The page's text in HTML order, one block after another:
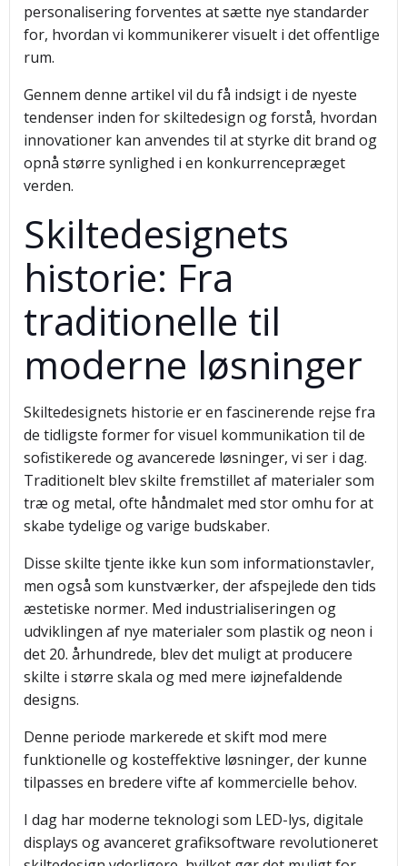
personalisering forventes at sætte nye standarder
for, hvordan vi kommunikerer visuelt i det offentlige
rum.
Gennem denne artikel vil du få indsigt i de nyeste
tendenser inden for skiltedesign og forstå, hvordan
innovationer kan anvendes til at styrke dit brand og
opnå større synlighed i en konkurrencepræget
verden.
Skiltedesignets
historie: Fra
traditionelle til
moderne løsninger
Skiltedesignets historie er en fascinerende rejse fra
de tidligste former for visuel kommunikation til de
sofistikerede og avancerede løsninger, vi ser i dag.
Traditionelt blev skilte fremstillet af materialer som
træ og metal, ofte håndmalet med stor omhu for at
skabe tydelige og varige budskaber.
Disse skilte tjente ikke kun som informationstavler,
men også som kunstværker, der afspejlede den tids
æstetiske normer. Med industrialiseringen og
udviklingen af nye materialer som plastik og neon i
det 20. århundrede, blev det muligt at producere
skilte i større skala og med mere iøjnefaldende
designs.
Denne periode markerede et skift mod mere
funktionelle og kosteffektive løsninger, der kunne
tilpasses en bredere vifte af kommercielle behov.
I dag har moderne teknologi som LED-lys, digitale
displays og avanceret grafiksoftware revolutioneret